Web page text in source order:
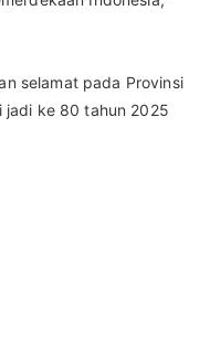
selamat pada Provinsi
jadi ke 80 tahun 2025